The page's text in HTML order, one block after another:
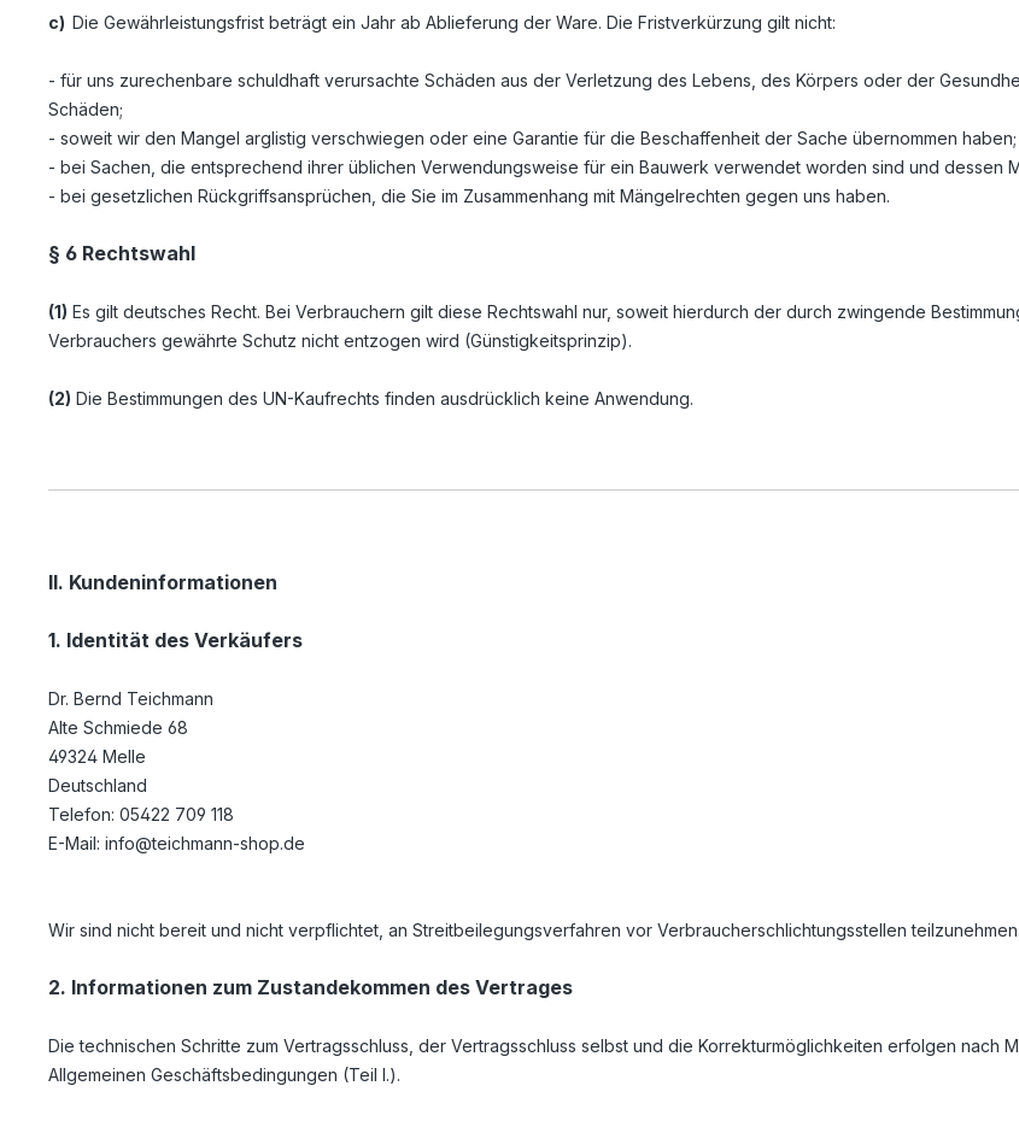
c) Die Gewährleistungsfrist beträgt ein Jahr ab Ablieferung der Ware. Die Fristverkürzung gilt nicht:
- für uns zurechenbare schuldhaft verursachte Schäden aus der Verletzung des Lebens, des Körpers oder der
Schäden;
- soweit wir den Mangel arglistig verschwiegen oder eine Garantie für die Beschaffenheit der Sache übernommen haben;
- bei Sachen, die entsprechend ihrer üblichen Verwendungsweise für ein Bauwerk verwendet worden sind und dessen
- bei gesetzlichen Rückgriffsansprüchen, die Sie im Zusammenhang mit Mängelrechten gegen uns haben.
§ 6 Rechtswahl
(1) Es gilt deutsches Recht. Bei Verbrauchern gilt diese Rechtswahl nur, soweit hierdurch der durch zwingende
Verbrauchers gewährte Schutz nicht entzogen wird (Günstigkeitsprinzip).
(2) Die Bestimmungen des UN-Kaufrechts finden ausdrücklich keine Anwendung.
II. Kundeninformationen
1. Identität des Verkäufers
Dr. Bernd Teichmann
Alte Schmiede 68
49324 Melle
Deutschland
Telefon: 05422 709 118
E-Mail: info@teichmann-shop.de
Wir sind nicht bereit und nicht verpflichtet, an Streitbeilegungsverfahren vor Verbraucherschlichtungsstellen teilzunehmen.
2. Informationen zum Zustandekommen des Vertrages
Die technischen Schritte zum Vertragsschluss, der Vertragsschluss selbst und die Korrekturmöglichkeiten erfolgen
Allgemeinen Geschäftsbedingungen (Teil I.).